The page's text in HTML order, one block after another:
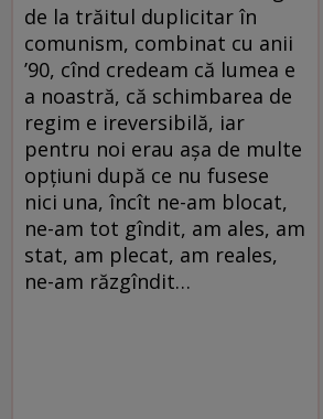
de la trăitul duplicitar în
comunism, combinat cu anii
’90, cînd credeam că lumea e
a noastră, că schimbarea de
regim e ireversibilă, iar
pentru noi erau așa de multe
opțiuni după ce nu fusese
nici una, încît ne-am blocat,
ne-am tot gîndit, am ales, am
stat, am plecat, am reales,
ne-am răzgîndit…